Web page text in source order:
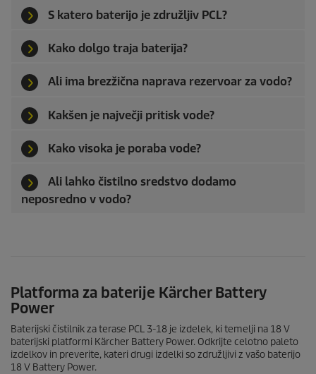
S katero baterijo je združljiv PCL?
Kako dolgo traja baterija?
Ali ima brezžična naprava rezervoar za vodo?
Kakšen je največji pritisk vode?
Kako visoka je poraba vode?
Ali lahko čistilno sredstvo dodamo
neposredno v vodo?
Platforma za baterije Kärcher Battery
Power
Baterijski čistilnik za terase PCL 3-18 je izdelek, ki temelji na 18 V
baterijski platformi Kärcher Battery Power. Odkrijte celotno paleto
izdelkov in preverite, kateri drugi izdelki so združljivi z vašo baterijo
18 V Battery Power.